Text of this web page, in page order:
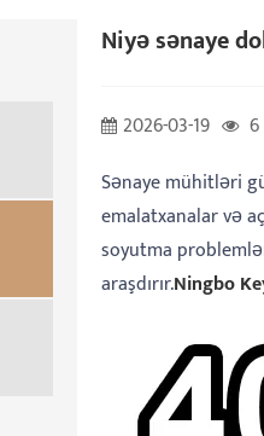
Niyə sənaye
2026-03-19 6
Sənaye mühitləri
emalatxanalar və
soyutma
araşdırır.Ningbo